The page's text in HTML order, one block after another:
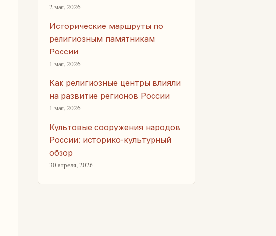
2 мая, 2026
Исторические маршруты по
религиозным памятникам
России
1 мая, 2026
Как религиозные центры влияли
на развитие регионов России
1 мая, 2026
Культовые сооружения народов
России: историко-культурный
обзор
30 апреля, 2026